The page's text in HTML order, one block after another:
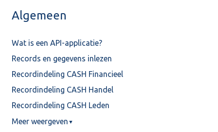
Algemeen
Wat is een API-applicatie?
Records en gegevens inlezen
Recordindeling CASH Financieel
Recordindeling CASH Handel
Recordindeling CASH Leden
Meer weergeven ▼